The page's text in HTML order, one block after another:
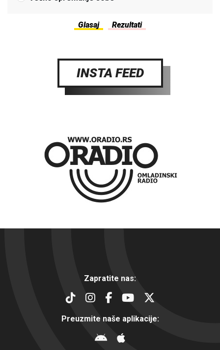
INSTA FEED
Zapratite nas:
Preuzmite naše aplikacije: